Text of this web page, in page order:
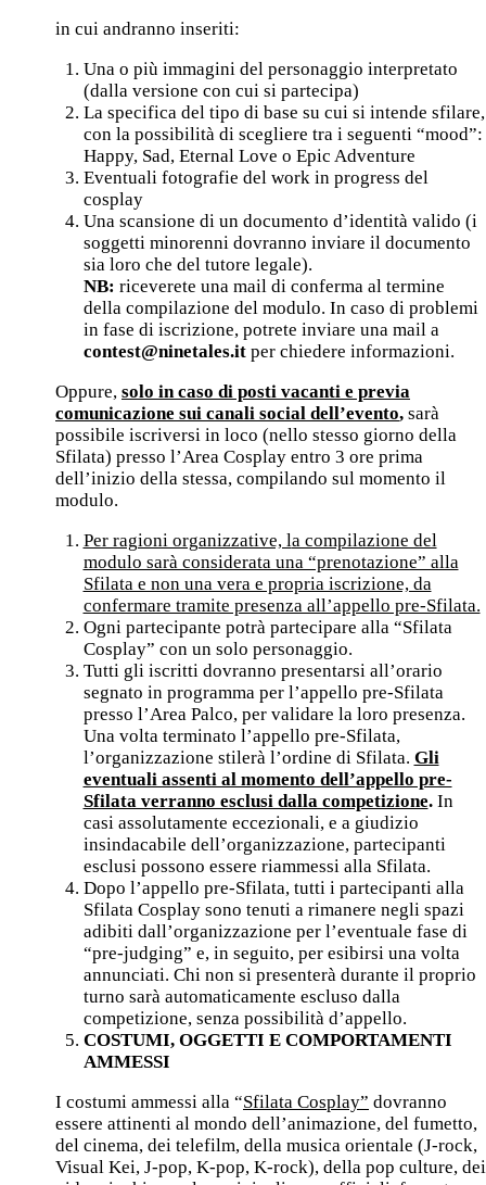
in cui andranno inseriti:
Una o più immagini del personaggio interpretato
(dalla versione con cui si partecipa)
La specifica del tipo di base su cui si intende sfilare,
con la possibilità di scegliere tra i seguenti “mood”:
Happy, Sad, Eternal Love o Epic Adventure
Eventuali fotografie del work in progress del
cosplay
Una scansione di un documento d’identità valido (i
soggetti minorenni dovranno inviare il documento
sia loro che del tutore legale).
NB: riceverete una mail di conferma al termine
della compilazione del modulo. In caso di problemi
in fase di iscrizione, potrete inviare una mail a
contest@ninetales.itper chiedere informazioni.
Oppure, solo in caso di posti vacanti e previa
comunicazione sui canali social dell’evento, sarà
possibile iscriversi in loco (nello stesso giorno della
Sfilata) presso l’Area Cosplay entro 3 ore prima
dell’inizio della stessa, compilando sul momento il
modulo.
Per ragioni organizzative, la compilazione del
modulo sarà considerata una “prenotazione” alla
Sfilata e non una vera e propria iscrizione, da
confermare tramite presenza all’appello pre-Sfilata.
Ogni partecipante potrà partecipare alla “Sfilata
Cosplay” con un solo personaggio.
Tutti gli iscritti dovranno presentarsi all’orario
segnato in programma per l’appello pre-Sfilata
presso l’Area Palco, per validare la loro presenza.
Una volta terminato l’appello pre-Sfilata,
l’organizzazione stilerà l’ordine di Sfilata. Gli
eventuali assenti al momento dell’appello pre-
Sfilata verranno esclusi dalla competizione.In
casi assolutamente eccezionali, e a giudizio
insindacabile dell’organizzazione, partecipanti
esclusi possono essere riammessi alla Sfilata.
Dopo l’appello pre-Sfilata, tutti i partecipanti alla
Sfilata Cosplay sono tenuti a rimanere negli spazi
adibiti dall’organizzazione per l’eventuale fase di
“pre-judging” e, in seguito, per esibirsi una volta
annunciati. Chi non si presenterà durante il proprio
turno sarà automaticamente escluso dalla
competizione, senza possibilità d’appello.
COSTUMI, OGGETTI E COMPORTAMENTI
AMMESSI
I costumi ammessi alla “Sfilata Cosplay” dovranno
essere attinenti al mondo dell’animazione, del fumetto,
del cinema, dei telefilm, della musica orientale (J-rock,
Visual Kei, J-pop, K-pop, K-rock), della pop culture, dei